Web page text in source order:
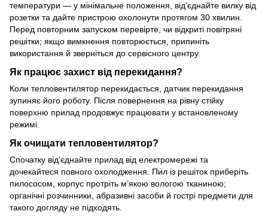
температури — у мінімальне положення, від’єднайте вилку від
розетки та дайте пристрою охолонути протягом 30 хвилин.
Перед повторним запуском перевірте, чи відкриті повітряні
решітки; якщо вимкнення повторюється, припиніть
використання й зверніться до сервісного центру.
Як працює захист від перекидання?
Коли тепловентилятор перекидається, датчик перекидання
зупиняє його роботу. Після повернення на рівну стійку
поверхню прилад продовжує працювати у встановленому
режимі.
Як очищати тепловентилятор?
Спочатку від’єднайте прилад від електромережі та
дочекайтеся повного охолодження. Пил із решіток приберіть
пилососом, корпус протріть м’якою вологою тканиною;
органічні розчинники, абразивні засоби й гострі предмети для
такого догляду не підходять.